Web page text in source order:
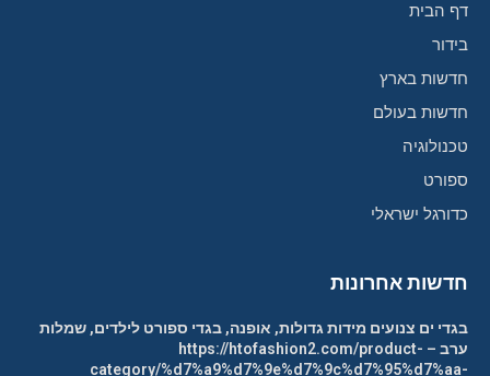
דף הבית
בידור
חדשות בארץ
חדשות בעולם
טכנולוגיה
ספורט
כדורגל ישראלי
חדשות אחרונות
בגדי ים צנועים מידות גדולות, אופנה, בגדי ספורט לילדים, שמלות
ערב – https://htofashion2.com/product-
category/%d7%a9%d7%9e%d7%9c%d7%95%d7%aa-